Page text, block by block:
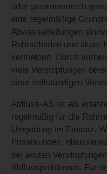
oder gastronomisch
eine regelmäßige
Abwasserleitungen
Rohrschäden und akute
vermeiden. Durch
viele Verstopfungen
einer vollständigen
Abfluss-AS ist als
regelmäßig für die
Umgebung im Einsatz.
Privatkunden,
bei akuten
Abflussproblemen. Für